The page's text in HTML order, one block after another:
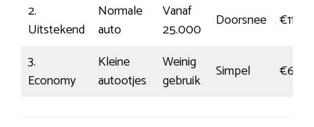
2.
Uitstekend
Normale
auto
Vanaf
25.000
Doorsnee
€117
3.
Economy
Kleine
autootjes
Weinig
gebruik
Simpel €68